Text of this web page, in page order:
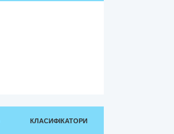
КЛАСИФІКАТОРИ